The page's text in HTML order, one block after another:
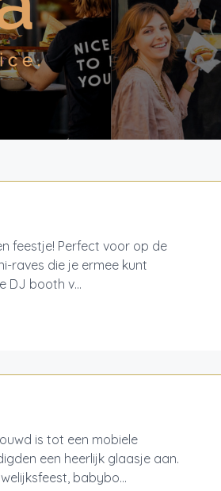
feestje! Perfect voor op de
raves die je ermee kunt
DJ booth v...
is tot een mobiele
een heerlijk glaasje aan.
babybo...